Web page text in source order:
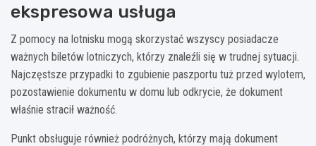
ekspresowa usługa
Z pomocy na lotnisku mogą skorzystać wszyscy posiadacze
ważnych biletów lotniczych, którzy znaleźli się w trudnej sytuacji.
Najczęstsze przypadki to zgubienie paszportu tuż przed wylotem,
pozostawienie dokumentu w domu lub odkrycie, że dokument
właśnie stracił ważność.
Punkt obsługuje również podróżnych, którzy mają dokument